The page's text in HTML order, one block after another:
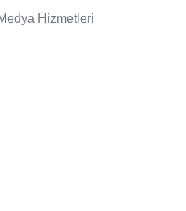
Hizmetleri